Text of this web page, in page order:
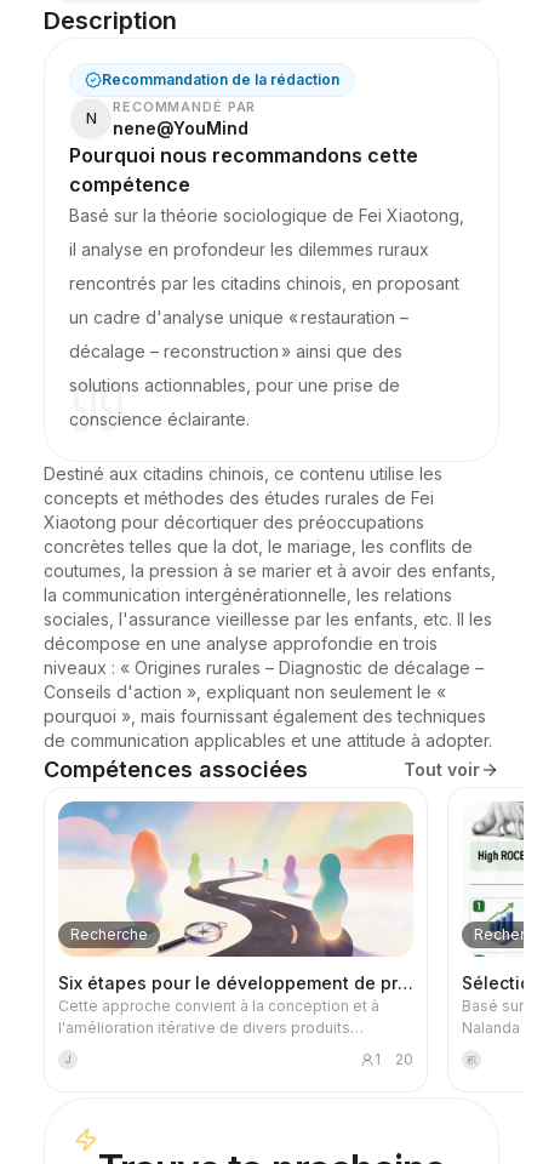
Description
Recommandation de la rédaction
N
RECOMMANDÉ PAR
nene@YouMind
Pourquoi nous recommandons cette
compétence
Basé sur la théorie sociologique de Fei Xiaotong,
il analyse en profondeur les dilemmes ruraux
rencontrés par les citadins chinois, en proposant
un cadre d'analyse unique « restauration –
décalage – reconstruction » ainsi que des
solutions actionnables, pour une prise de
conscience éclairante.
Destiné aux citadins chinois, ce contenu utilise les
concepts et méthodes des études rurales de Fei
Xiaotong pour décortiquer des préoccupations
concrètes telles que la dot, le mariage, les conflits de
coutumes, la pression à se marier et à avoir des enfants,
la communication intergénérationnelle, les relations
sociales, l'assurance vieillesse par les enfants, etc. Il les
décompose en une analyse approfondie en trois
niveaux : « Origines rurales – Diagnostic de décalage –
Conseils d'action », expliquant non seulement le «
pourquoi », mais fournissant également des techniques
de communication applicables et une attitude à adopter.
Compétences associées Tout voir
Recherche
Six étapes pour le développement de produits
Cette approche convient à la conception et à
l'amélioration itérative de divers produits
assistés par l'IA, de produits minimums viables
initiale au lancement officiel. Elle repose sur un
processus en boucle fermée en six étapes :
J 1 20
Basé sur
Nalanda
积